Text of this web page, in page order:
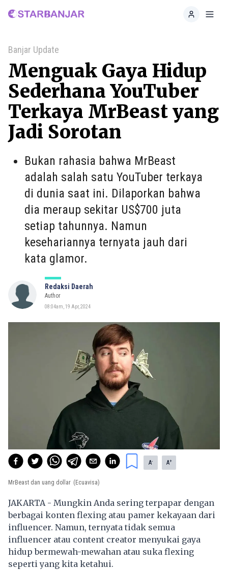
Home
Banjar Update
Menguak Gaya Hidup
Sederhana YouTuber
Terkaya MrBeast yang
Jadi Sorotan
Bukan rahasia bahwa MrBeast
adalah salah satu YouTuber terkaya
di dunia saat ini. Dilaporkan bahwa
dia meraup sekitar US$700 juta
setiap tahunnya. Namun
kesehariannya ternyata jauh dari
kata glamor.
Redaksi Daerah
Author
08:04am, 19 Apr, 2024
A- A+
MrBeast dan uang dollar (Ecuavisa)
JAKARTA - Mungkin Anda sering terpapar dengan
berbagai konten flexing atau pamer kekayaan dari
influencer. Namun, ternyata tidak semua
influencer atau content creator menyukai gaya
hidup bermewah-mewahan atau suka flexing
seperti yang kita ketahui.